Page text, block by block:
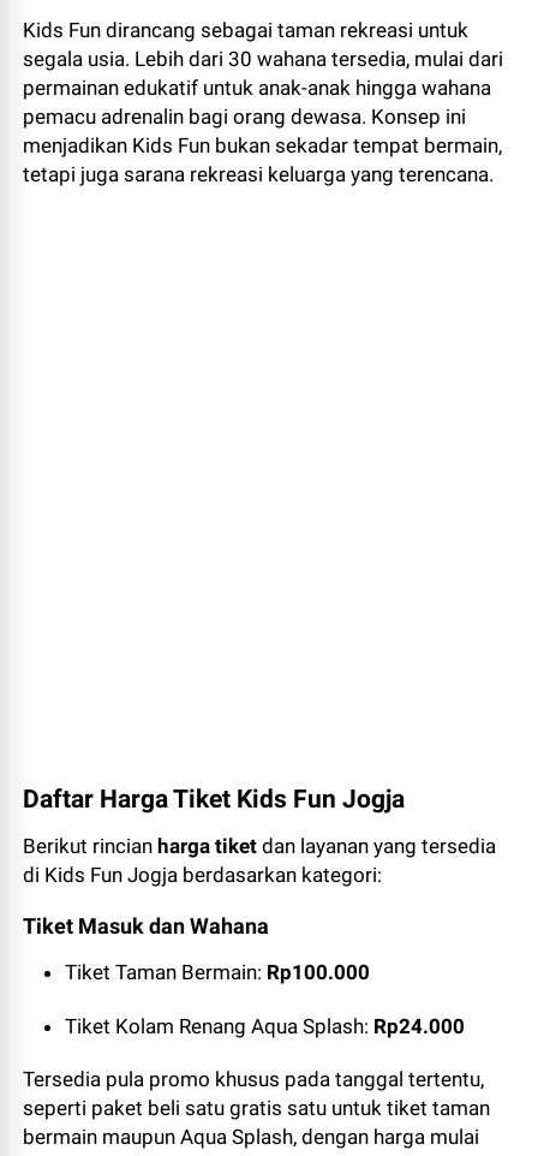
Kids Fun dirancang sebagai taman rekreasi untuk
segala usia. Lebih dari 30 wahana tersedia, mulai dari
permainan edukatif untuk anak-anak hingga wahana
pemacu adrenalin bagi orang dewasa. Konsep ini
menjadikan Kids Fun bukan sekadar tempat bermain,
tetapi juga sarana rekreasi keluarga yang terencana.
Daftar Harga Tiket Kids Fun Jogja
Berikut rincian harga tiket dan layanan yang tersedia
di Kids Fun Jogja berdasarkan kategori:
Tiket Masuk dan Wahana
Tiket Taman Bermain: Rp100.000
Tiket Kolam Renang Aqua Splash: Rp24.000
Tersedia pula promo khusus pada tanggal tertentu,
seperti paket beli satu gratis satu untuk tiket taman
bermain maupun Aqua Splash, dengan harga mulai